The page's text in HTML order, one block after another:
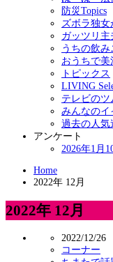
防災Topics
ズボラ独
ガッツリ
うちの飲
おうちで
トピックス
LIVING
テレビのツ
みんなのイ
過去の人気
アンケート
2026年1月
Home
2022年 12月
2022年 12月
2022/12/26
コーナー